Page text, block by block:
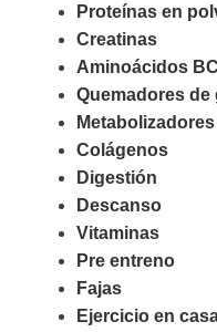
Proteínas en
Creatinas
Aminoácidos
Quemadores de
Colágenos
Digestión
Descanso
Vitaminas
Pre entreno
Fajas
Ejercicio en